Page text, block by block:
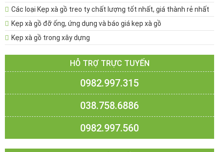
Các loại Kẹp xà gồ treo ty chất lượng tốt nhất, giá thành rẻ nhất
Kẹp xà gồ đỡ ống, ứng dụng và báo giá kẹp xà gồ
Kẹp xà gồ trong xây dựng
HỖ TRỢ TRỰC TUYẾN
0982.997.315
038.758.6886
0982.997.560